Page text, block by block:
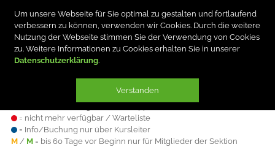
Um unsere Webseite für Sie optimal zu gestalten und fortlaufend
verbessern zu können, verwenden wir Cookies. Durch die weitere
Nutzung der Webseite stimmen Sie der Verwendung von Cookies
zu. Weitere Informationen zu Cookies erhalten Sie in unserer
Datenschutzerklärung
Verstanden
= nicht mehr verfügbar / Warteliste
= Info/Buchung nur über Kursleiter
M/ M= bis 60 Tage vor Beginn nur für Mitglieder der Sektion